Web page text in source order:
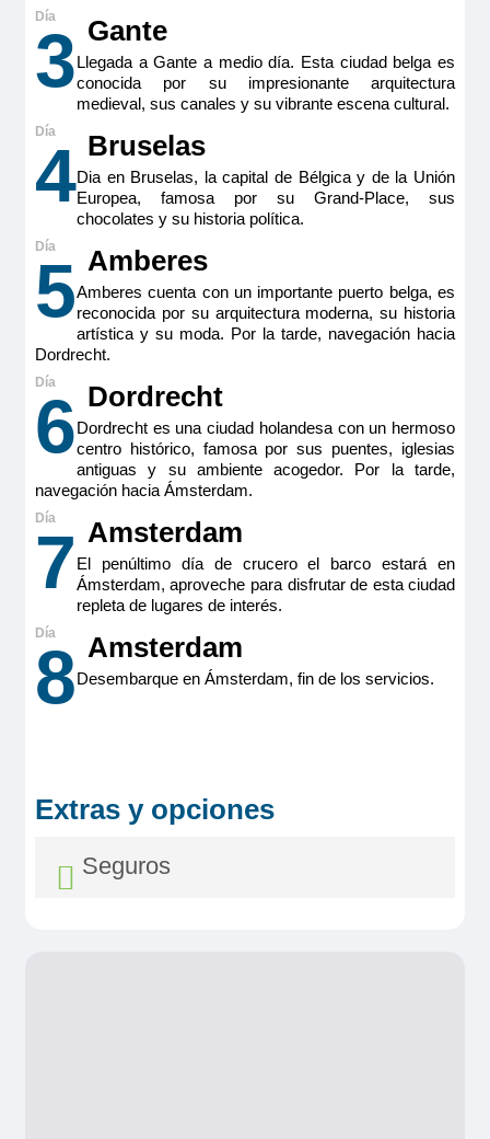
3 Gante
Llegada a Gante a medio día. Esta ciudad belga es
conocida por su impresionante arquitectura
medieval, sus canales y su vibrante escena cultural.
4 Bruselas
Dia en Bruselas, la capital de Bélgica y de la Unión
Europea, famosa por su Grand-Place, sus
chocolates y su historia política.
5 Amberes
Amberes cuenta con un importante puerto belga, es
reconocida por su arquitectura moderna, su historia
artística y su moda. Por la tarde, navegación hacia
Dordrecht.
6 Dordrecht
Dordrecht es una ciudad holandesa con un hermoso
centro histórico, famosa por sus puentes, iglesias
antiguas y su ambiente acogedor. Por la tarde,
navegación hacia Ámsterdam.
7 Amsterdam
El penúltimo día de crucero el barco estará en
Ámsterdam, aproveche para disfrutar de esta ciudad
repleta de lugares de interés.
8 Amsterdam
Desembarque en Ámsterdam, fin de los servicios.
Extras y opciones
Seguros